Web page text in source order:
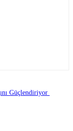
Güçlendiriyor